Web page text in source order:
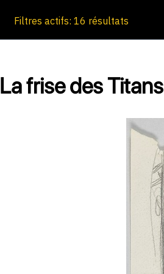
Filtres actifs: 16 résultats
La frise des Titans